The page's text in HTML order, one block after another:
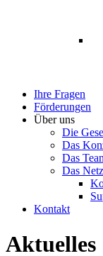
Ihre Fragen
Förderungen
Über uns
Die
Das
Das
Das
Kontakt
Aktuelles